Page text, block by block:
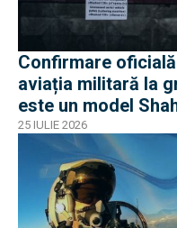
Confirmare
aviația militară la
este un model
25 IULIE 2026